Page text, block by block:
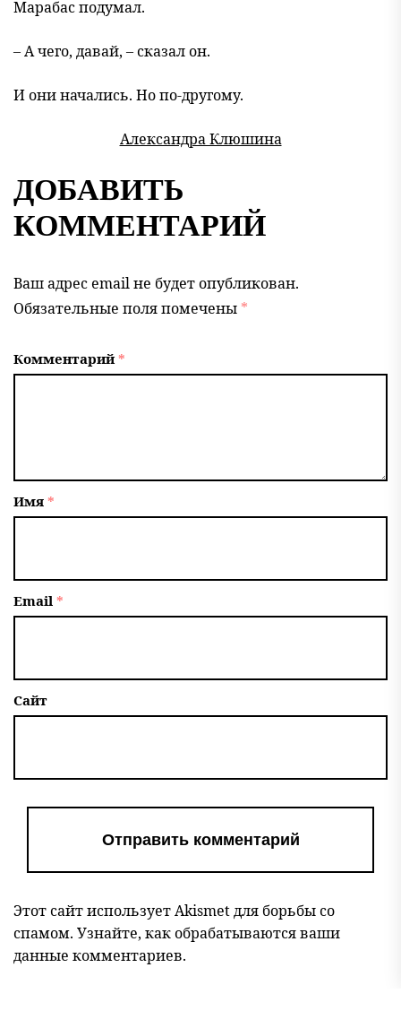
Марабас подумал.
– А чего, давай, – сказал он.
И они начались. Но по-другому.
Александра Клюшина
ДОБАВИТЬ
КОММЕНТАРИЙ
Ваш адрес email не будет опубликован.
Обязательные поля помечены *
Комментарий*
Имя *
Email *
Сайт
Этот сайт использует Akismet для борьбы со
спамом. Узнайте, как обрабатываются ваши
данные комментариев.